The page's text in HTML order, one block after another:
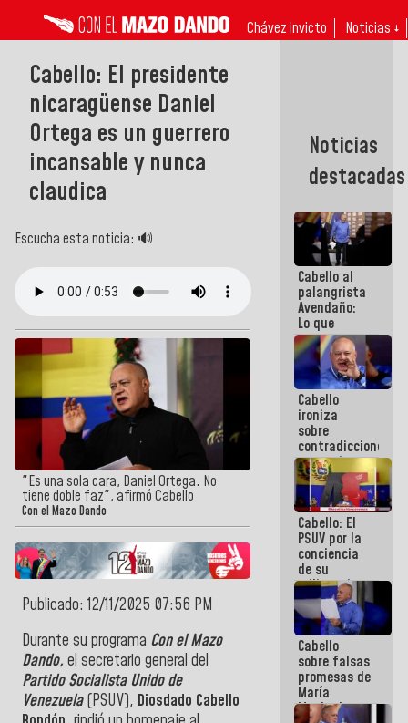
Chávez invicto Noticias ↓
Cabello: El presidente
nicaragüense Daniel
Ortega es un guerrero
incansable y nunca
claudica
Escucha esta noticia: 🔊
"Es una sola cara, Daniel Ortega. No
tiene doble faz", afirmó Cabello
Con el Mazo Dando
Publicado: 12/11/2025 07:56 PM
Durante su programa Con el Mazo
Dando, el secretario general del
Partido Socialista Unido de
Venezuela(PSUV), Diosdado Cabello
Noticias
destacadas
Cabello al
palangrista
Avendaño:
Lo que
vayas a
escribir
hazlo hoy
por que no
sabemos si
la semana
que viene
hay
programa
Cabello
ironiza
sobre
contradicciones
y mentiras
de María
Machado:
¡Créanle!
Cabello: El
PSUV por la
conciencia
de su
militancia
es la
organización
política más
sólida de
Venezuela
Cabello
sobre falsas
promesas de
María
Machado: